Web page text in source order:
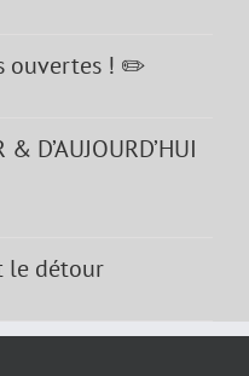
ouvertes ! ✏️
D’AUJOURD’HUI
le détour